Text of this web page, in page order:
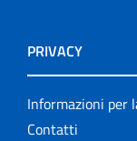
PRIVACY
Informazioni per
Contatti